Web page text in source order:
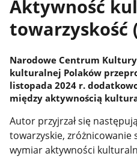
Aktywność
towarzyskość
Narodowe Centrum
kulturalnej Polaków
listopada 2024 r.
między aktywnością
Autor przyjrzał się
towarzyskie, zróżnicowanie
wymiar aktywności